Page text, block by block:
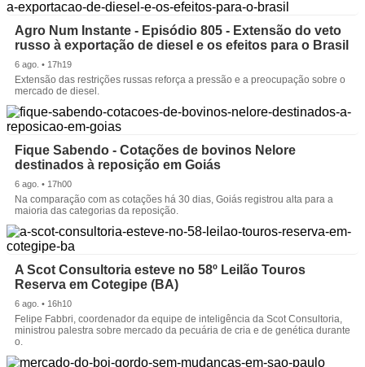
Agro Num Instante - Episódio 805 - Extensão do veto
russo à exportação de diesel e os efeitos para o Brasil
6 ago. • 17h19
Extensão das restrições russas reforça a pressão e a preocupação sobre o
mercado de diesel.
Fique Sabendo - Cotações de bovinos Nelore
destinados à reposição em Goiás
6 ago. • 17h00
Na comparação com as cotações há 30 dias, Goiás registrou alta para a
maioria das categorias da reposição.
A Scot Consultoria esteve no 58º Leilão Touros
Reserva em Cotegipe (BA)
6 ago. • 16h10
Felipe Fabbri, coordenador da equipe de inteligência da Scot Consultoria,
ministrou palestra sobre mercado da pecuária de cria e de genética durante
o.